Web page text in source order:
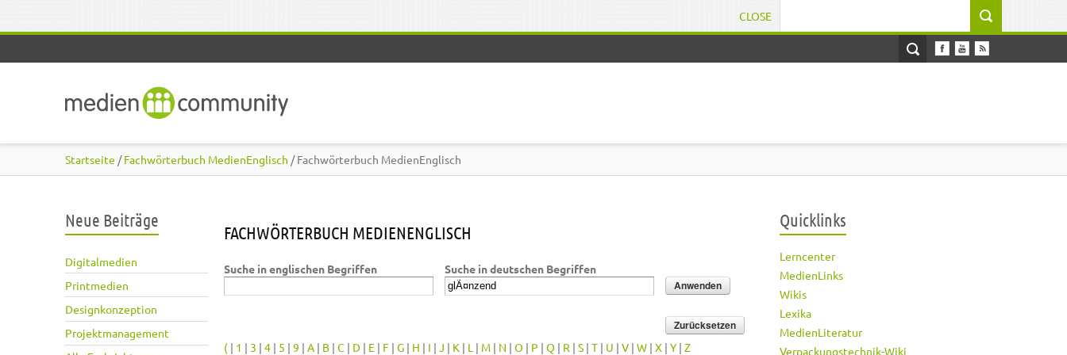
CLOSE
Startseite /Fachwörterbuch MedienEnglisch / Fachwörterbuch MedienEnglisch
Neue Beiträge
Digitalmedien
Printmedien
Designkonzeption
Projektmanagement
FACHWÖRTERBUCH MEDIENENGLISCH
Suche in englischen Begriffen Suche in deutschen Begriffen
( | 1 | 3 | 4 | 5 | 9 | A | B | C | D | E | F | G | H | I | J | K | L | M | N | O | P | Q | R | S | T | U | V | W | X | Y | Z
Quicklinks
Lerncenter
MedienLinks
Wikis
Lexika
MedienLiteratur
Verpackungstechnik-Wiki